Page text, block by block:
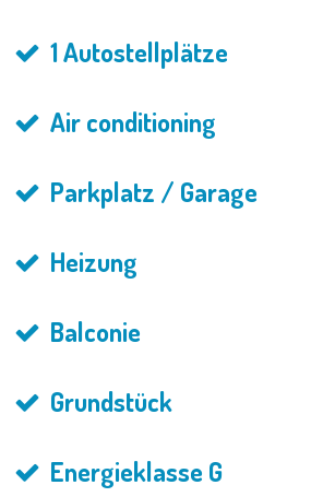
1 Autostellplätze
Air conditioning
Parkplatz / Garage
Heizung
Balconie
Grundstück
Energieklasse G